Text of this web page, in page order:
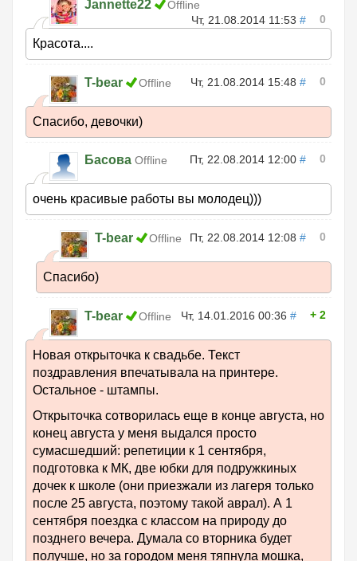
Jannette22
Offline
Чт, 21.08.2014 11:53 # 0
Красота....
T-bear Offline Чт, 21.08.2014 15:48 # 0
Спасибо, девочки)
Басова Offline Пт, 22.08.2014 12:00 # 0
очень красивые работы вы молодец)))
T-bear Offline Пт, 22.08.2014 12:08 # 0
Спасибо)
T-bear Offline Чт, 14.01.2016 00:36 # 2
Новая открыточка к свадьбе. Текст
поздравления впечатывала на принтере.
Остальное - штампы.
Открыточка сотворилась еще в конце августа, но
конец августа у меня выдался просто
сумасшедший: репетиции к 1 сентября,
подготовка к МК, две юбки для подружкиных
дочек к школе (они приезжали из лагеря только
после 25 августа, поэтому такой аврал). А 1
сентября поездка с классом на природу до
позднего вечера. Думала со вторника будет
получше, но за городом меня тяпнула мошка,